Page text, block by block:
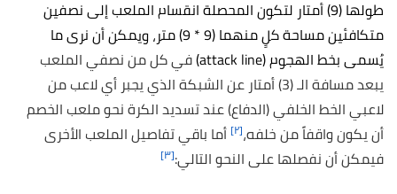
طولها (9) أمتار لتكون المحصلة انقسام الملعب إلى نصفين
متكافئين مساحة كلٍ منهما (9 * 9) متر، ويمكن أن نرى ما
يُسمى بخط الهجوم (attack line)
في كل من نصفي الملعب
يبعد مسافة الـ (3) أمتار عن الشبكة الذي يجبر أي لاعب من
لاعبي الخط الخلفي (الدفاع) عند تسديد الكرة نحو ملعب الخصم
أن يكون واقفاً من خلفه،[٢]
أما باقي تفاصيل الملعب الأخرى
فيمكن أن نفصلها على النحو التالي:[٣]